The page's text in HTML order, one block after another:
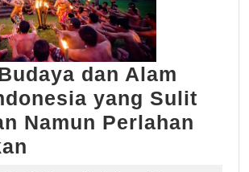
dan Alam
yang Sulit
Namun Perlahan